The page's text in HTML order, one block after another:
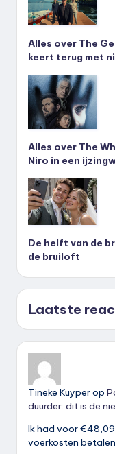
Alles over The
keert terug met
Alles over The
Niro in een
De helft van de
de bruiloft
Laatste
Tineke Kuyperop
duurder: dit is de
Ik had voor
voerkosten